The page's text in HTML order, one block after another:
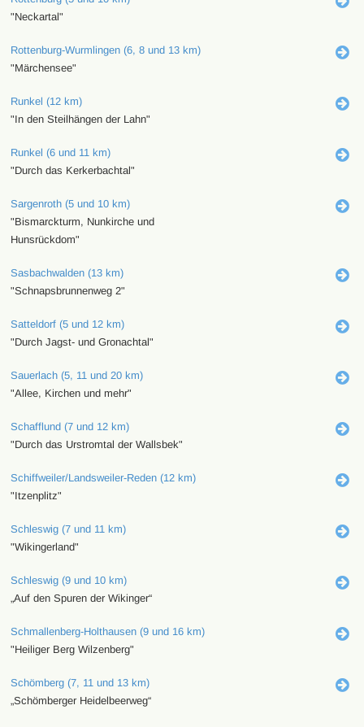
"Neckartal"
Rottenburg-Wurmlingen (6, 8 und 13 km)
"Märchensee"
Runkel (12 km)
"In den Steilhängen der Lahn"
Runkel (6 und 11 km)
"Durch das Kerkerbachtal"
Sargenroth (5 und 10 km)
"Bismarckturm, Nunkirche und
Hunsrückdom"
Sasbachwalden (13 km)
"Schnapsbrunnenweg 2"
Satteldorf (5 und 12 km)
"Durch Jagst- und Gronachtal"
Sauerlach (5, 11 und 20 km)
"Allee, Kirchen und mehr"
Schafflund (7 und 12 km)
"Durch das Urstromtal der Wallsbek"
Schiffweiler/Landsweiler-Reden (12 km)
"Itzenplitz"
Schleswig (7 und 11 km)
"Wikingerland"
Schleswig (9 und 10 km)
„Auf den Spuren der Wikinger“
Schmallenberg-Holthausen (9 und 16 km)
"Heiliger Berg Wilzenberg"
Schömberg (7, 11 und 13 km)
„Schömberger Heidelbeerweg“